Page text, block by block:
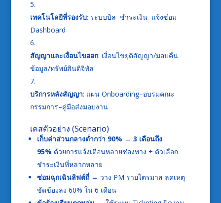
เทคโนโลยีที่รองรับ: ระบบบิล–ชำระเงิน–แจ้งซ่อม–
Dashboard
สัญญาและเงื่อนไขออก: เงื่อนไขยุติสัญญา/มอบคืน
ข้อมูล/ทรัพย์สินดิจิทัล
บริการหลังสัญญา: แผน Onboarding–อบรมคณะ
กรรมการ–คู่มือส่งมอบงาน
เคสตัวอย่าง (Scenario)
เก็บค่าส่วนกลางต่ำกว่า 90% → 3 เดือนถึง
95% ด้วยการแจ้งเตือนหลายช่องทาง + ตัวเลือก
ชำระเงินที่หลากหลาย
ซ่อมฉุกเฉินลิฟต์ถี่→ วาง PM รายไตรมาส ลดเหตุ
ขัดข้องลง 60% ใน 6 เดือน